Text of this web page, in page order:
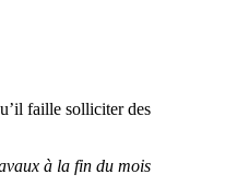
faille solliciter des
à la fin du mois